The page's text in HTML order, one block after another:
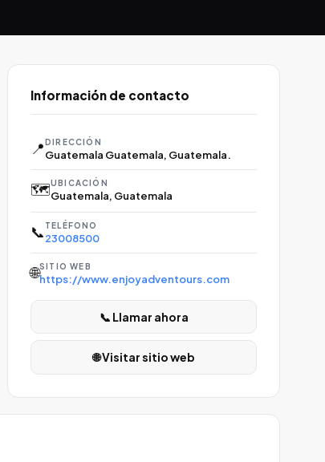
Información de contacto
📍DIRECCIÓN
Guatemala Guatemala, Guatemala.
🗺️UBICACIÓN
Guatemala, Guatemala
📞 TELÉFONO
23008500
🌐SITIO WEB
https://www.enjoyadventours.com
📞 Llamar ahora
🌐 Visitar sitio web